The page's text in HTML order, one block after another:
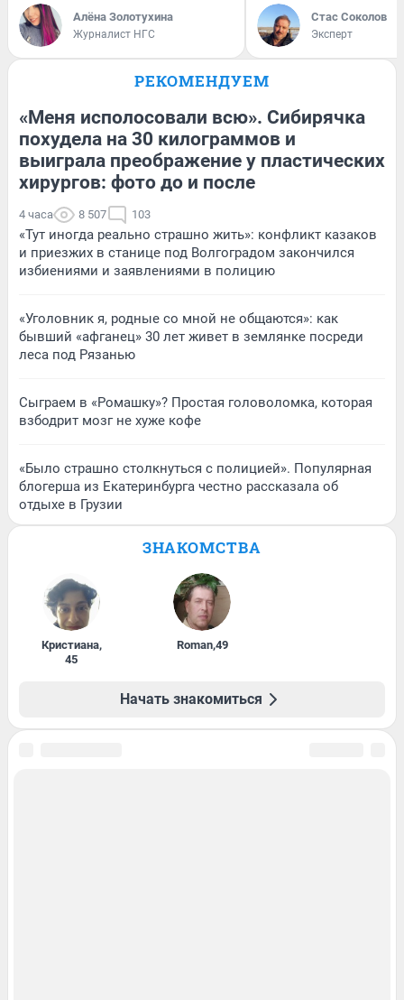
Алёна Золотухина
Журналист НГС
Стас Соколов
Эксперт
РЕКОМЕНДУЕМ
«Меня исполосовали всю». Сибирячка
похудела на 30 килограммов и
выиграла преображение у пластических
хирургов: фото до и после
4 часа 8 507 103
«Тут иногда реально страшно жить»: конфликт казаков
и приезжих в станице под Волгоградом закончился
избиениями и заявлениями в полицию
«Уголовник я, родные со мной не общаются»: как
бывший «афганец» 30 лет живет в землянке посреди
леса под Рязанью
Сыграем в «Ромашку»? Простая головоломка, которая
взбодрит мозг не хуже кофе
«Было страшно столкнуться с полицией». Популярная
блогерша из Екатеринбурга честно рассказала об
отдыхе в Грузии
ЗНАКОМСТВА
Кристиана,
45
Roman,49
Начать знакомиться